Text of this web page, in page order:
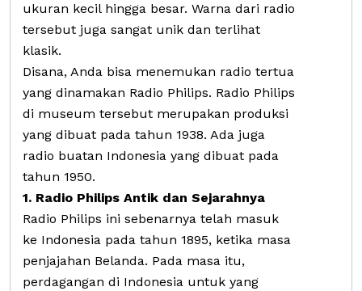
ukuran kecil hingga besar. Warna dari radio
tersebut juga sangat unik dan terlihat
klasik.
Disana, Anda bisa menemukan radio tertua
yang dinamakan Radio Philips. Radio Philips
di museum tersebut merupakan produksi
yang dibuat pada tahun 1938. Ada juga
radio buatan Indonesia yang dibuat pada
tahun 1950.
1. Radio Philips Antik dan Sejarahnya
Radio Philips ini sebenarnya telah masuk
ke Indonesia pada tahun 1895, ketika masa
penjajahan Belanda. Pada masa itu,
perdagangan di Indonesia untuk yang